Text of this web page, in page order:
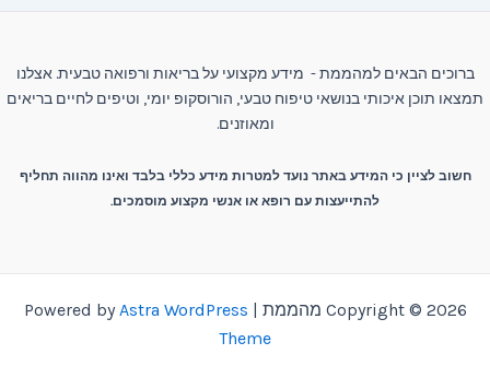
ברוכים הבאים למהממת - מידע מקצועי על בריאות ורפואה טבעית. אצלנו
תמצאו תוכן איכותי בנושאי טיפוח טבעי, הורוסקופ יומי, וטיפים לחיים בריאים
ומאוזנים.
חשוב לציין כי המידע באתר נועד למטרות מידע כללי בלבד ואינו מהווה תחליף
להתייעצות עם רופא או אנשי מקצוע מוסמכים.
Copyright © 2026 מהממת | Powered by
Astra WordPress
Theme